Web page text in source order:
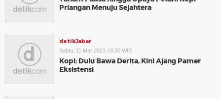
Priangan Menuju Sejahtera
detikJabar
Sabtu, 11 Mar 2023 18:30 WIB
Kopi: Dulu Bawa Derita, Kini Ajang Pamer
Eksistensi